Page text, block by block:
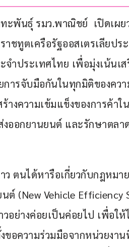
พันธุ์ รมว.พาณิชย์  เปิดเผ
าชทูตเครือรัฐออสเตรเลียป
จำประเทศไทย เพื่อมุ่งเน้น
การจับมือกันในทุกมิติของค
างความเข้มแข็งของการค้า
งออกยานยนต์ และรักษาตล
ว ตนได้หารือเกี่ยวกับกฎหม
ต์ (New Vehicle Efficiency
อย่างค่อยเป็นค่อยไป เพื่อใ
ขอความร่วมมือจากหน่วยงาน